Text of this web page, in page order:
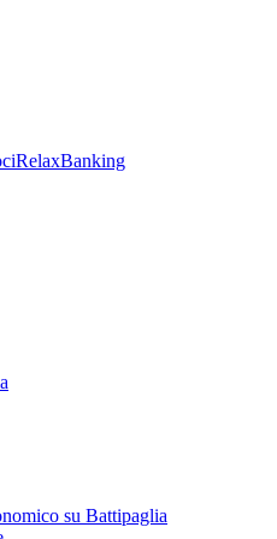
RelaxBanking
su Battipaglia